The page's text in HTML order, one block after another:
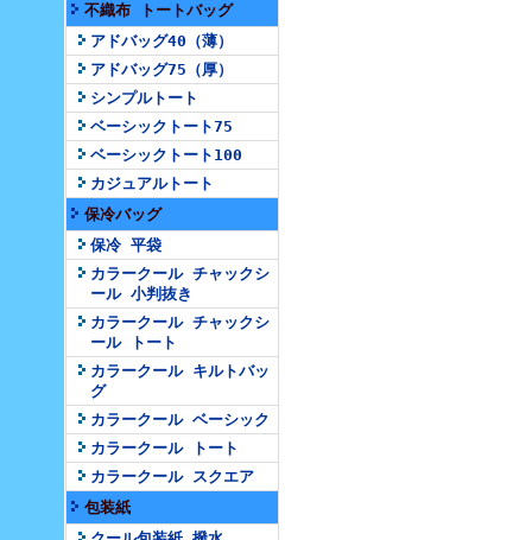
不織布 トートバッグ
アドバッグ40（薄）
アドバッグ75（厚）
シンプルトート
ベーシックトート75
ベーシックトート100
カジュアルトート
保冷バッグ
保冷 平袋
カラークール チャックシ
ール 小判抜き
カラークール チャックシ
ール トート
カラークール キルトバッ
グ
カラークール ベーシック
カラークール トート
カラークール スクエア
包装紙